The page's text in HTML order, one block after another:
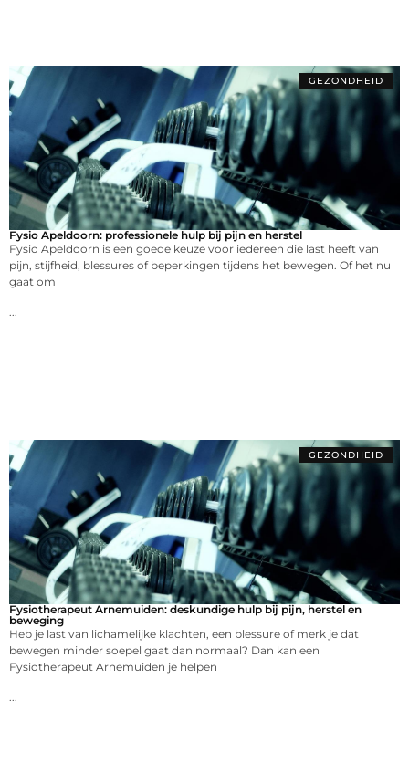
GEZONDHEID
Fysio Apeldoorn: professionele hulp bij pijn en herstel
Fysio Apeldoorn is een goede keuze voor iedereen die last heeft van
pijn, stijfheid, blessures of beperkingen tijdens het bewegen. Of het nu
gaat om
GEZONDHEID
Fysiotherapeut Arnemuiden: deskundige hulp bij pijn, herstel en
beweging
Heb je last van lichamelijke klachten, een blessure of merk je dat
bewegen minder soepel gaat dan normaal? Dan kan een
Fysiotherapeut Arnemuiden je helpen